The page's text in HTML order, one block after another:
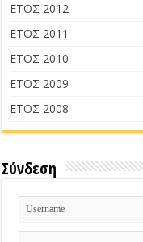
ΕΤΟΣ 2012
ΕΤΟΣ 2011
ΕΤΟΣ 2010
ΕΤΟΣ 2009
ΕΤΟΣ 2008
Σύνδεση